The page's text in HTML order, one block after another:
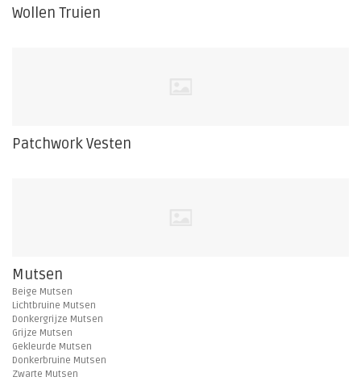
Wollen Truien
Patchwork Vesten
Mutsen
Beige Mutsen
Lichtbruine Mutsen
Donkergrijze Mutsen
Grijze Mutsen
Gekleurde Mutsen
Donkerbruine Mutsen
Zwarte Mutsen